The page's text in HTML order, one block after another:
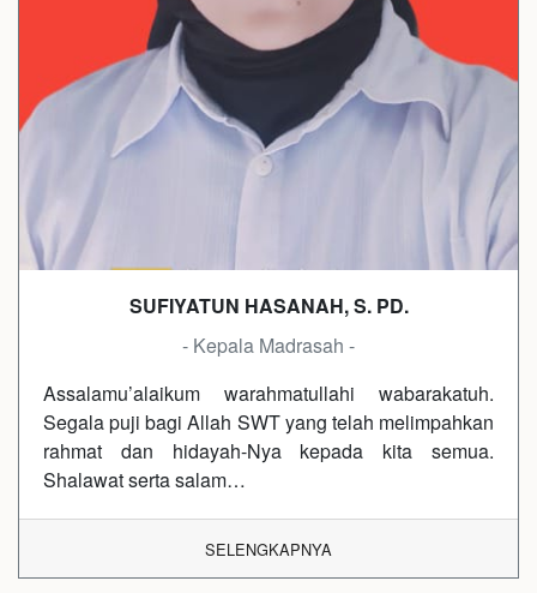
SUFIYATUN HASANAH, S. PD.
- Kepala Madrasah -
Assalamu’alaikum warahmatullahi wabarakatuh.
Segala puji bagi Allah SWT yang telah melimpahkan
rahmat dan hidayah-Nya kepada kita semua.
Shalawat serta salam…
SELENGKAPNYA